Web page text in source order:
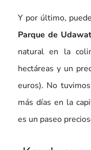
Y por último,
Parque de
natural en la
hectáreas y un
euros). No
más días en la
es un paseo